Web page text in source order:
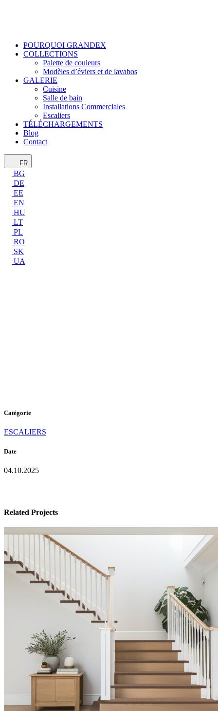
POURQUOI GRANDEX
COLLECTIONS
Palette de couleurs
Modèles d’éviers et de lavabos
GALERIE
Cuisine
Salle de bain
Installations Commerciales
Escaliers
TÉLÉCHARGEMENTS
Blog
Contact
FR
BG
DE
EE
EN
HU
LT
PL
RO
SK
UA
Catégorie
ESCALIERS
Date
04.10.2025
Related Projects